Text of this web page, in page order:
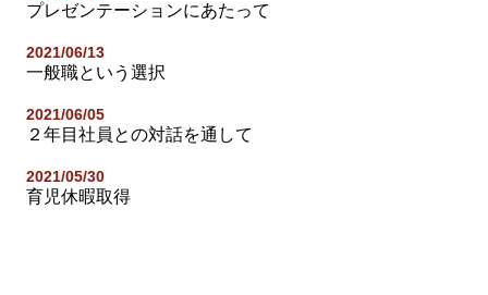
プレゼンテーションにあたって
2021/06/13
一般職という選択
2021/06/05
２年目社員との対話を通して
2021/05/30
育児休暇取得